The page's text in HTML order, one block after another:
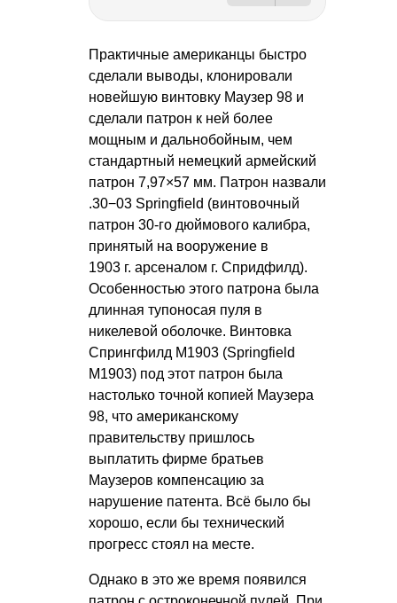
Практичные американцы быстро
сделали выводы, клонировали
новейшую винтовку Маузер 98 и
сделали патрон к ней более
мощным и дальнобойным, чем
стандартный немецкий армейский
патрон 7,97×57 мм. Патрон назвали
.30−03 Springfield (винтовочный
патрон 30-го дюймового калибра,
принятый на вооружение в
1903 г. арсеналом г. Спридфилд).
Особенностью этого патрона была
длинная тупоносая пуля в
никелевой оболочке. Винтовка
Спрингфилд М1903 (Springfield
M1903) под этот патрон была
настолько точной копией Маузера
98, что американскому
правительству пришлось
выплатить фирме братьев
Маузеров компенсацию за
нарушение патента. Всё было бы
хорошо, если бы технический
прогресс стоял на месте.
Однако в это же время появился